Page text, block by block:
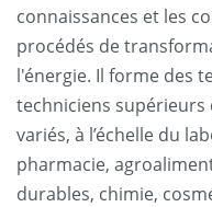
connaissances et les
procédés de
l'énergie. Il forme des
techniciens supérieurs
variés, à l’échelle du
pharmacie,
durables, chimie,